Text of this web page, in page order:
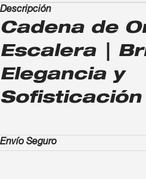
Descripción
Cadena de
Escalera |
Elegancia y
Sofisticación
Envío Seguro